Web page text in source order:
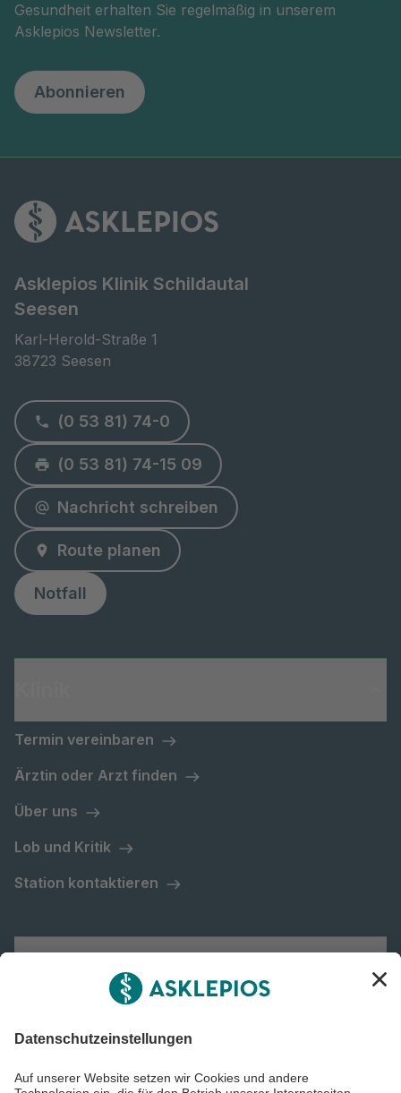
Gesundheit erhalten Sie regelmäßig in unserem
Asklepios Newsletter.
Abonnieren
Asklepios Klinik Schildautal
Seesen
Karl-Herold-Straße 1
38723 Seesen
(0 53 81) 74-0
(0 53 81) 74-15 09
Nachricht schreiben
Route planen
Notfall
Termin vereinbaren
Ärztin oder Arzt finden
Über uns
Lob und Kritik
Station kontaktieren
Asklepios Gruppe